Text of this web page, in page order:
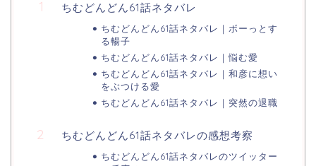
ちむどんどん61話ネタバレ
ちむどんどん61話ネタバレ｜ボーっとす
る暢子
ちむどんどん61話ネタバレ｜悩む愛
ちむどんどん61話ネタバレ｜和彦に想い
をぶつける愛
ちむどんどん61話ネタバレ｜突然の退職
ちむどんどん61話ネタバレの感想考察
ちむどんどん61話ネタバレのツイッター